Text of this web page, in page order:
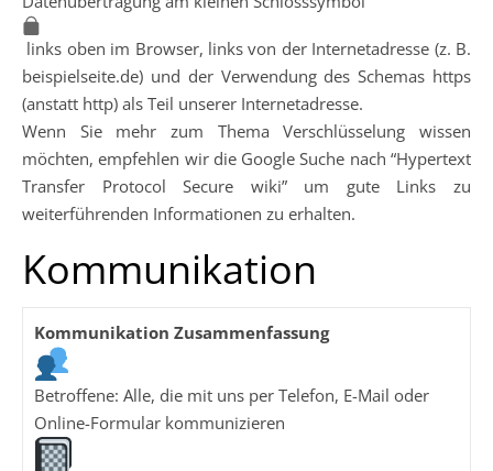
links oben im Browser, links von der Internetadresse (z. B.
beispielseite.de) und der Verwendung des Schemas https
(anstatt http) als Teil unserer Internetadresse.
Wenn Sie mehr zum Thema Verschlüsselung wissen
möchten, empfehlen wir die Google Suche nach “Hypertext
Transfer Protocol Secure wiki” um gute Links zu
weiterführenden Informationen zu erhalten.
Kommunikation
Kommunikation Zusammenfassung
Betroffene: Alle, die mit uns per Telefon, E-Mail oder
Online-Formular kommunizieren